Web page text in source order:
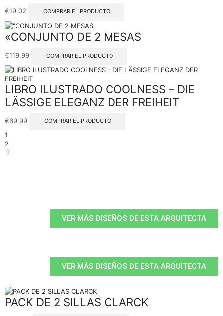
€19.02 COMPRAR EL PRODUCTO
«CONJUNTO DE 2 MESAS
€119.99 COMPRAR EL PRODUCTO
LIBRO ILUSTRADO COOLNESS – DIE
LÄSSIGE ELEGANZ DER FREIHEIT
€69.99 COMPRAR EL PRODUCTO
1
2
VER MÁS DISEÑOS DE ESTA ARQUITECTA
VER MÁS DISEÑOS DE ESTA ARQUITECTA
PACK DE 2 SILLAS CLARCK